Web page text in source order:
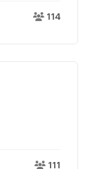
114
111